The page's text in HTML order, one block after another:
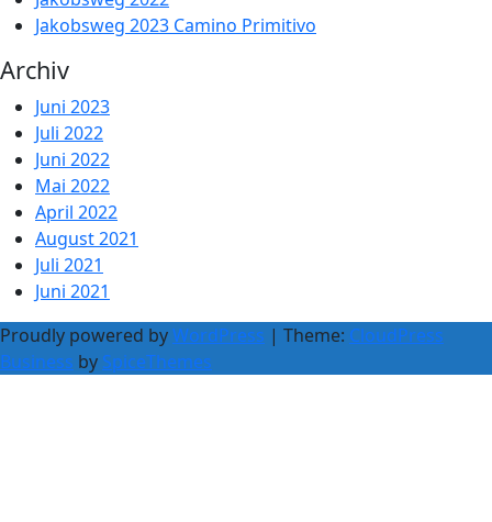
Jakobsweg 2023 Camino Primitivo
Archiv
Juni 2023
Juli 2022
Juni 2022
Mai 2022
April 2022
August 2021
Juli 2021
Juni 2021
Proudly powered byWordPress | Theme: CloudPress
Business by SpiceThemes